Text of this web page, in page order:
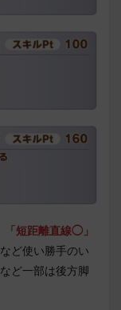
「短距離直線◯」
など使い勝手のい
など一部は後方脚